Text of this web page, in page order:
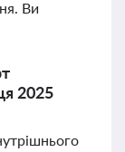
Ви
2025